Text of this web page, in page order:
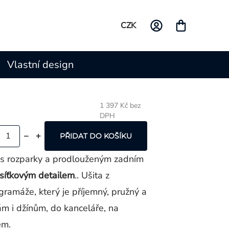
CZK
Vlastní design
1 397 Kč bez
DPH
PŘIDAT DO KOŠÍKU
rozparky a prodlouženým zadním
detailem.. Ušita z
který je příjemný, pružný a
i džínům, do kanceláře, na